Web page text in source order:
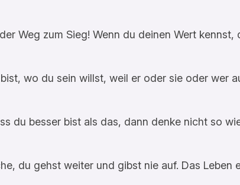
Weg zum Sieg! Wenn du deinen Wert
wo du sein willst, weil er oder sie oder wer
du besser bist als das, dann denke nicht so
du gehst weiter und gibst nie auf. Das Leben